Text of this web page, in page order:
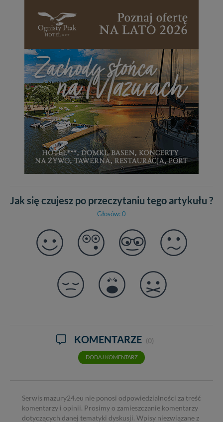
Jak się czujesz po przeczytaniu tego artykułu ?
Głosów: 0
KOMENTARZE (0)
DODAJ KOMENTARZ
Serwis mazury24.eu nie ponosi odpowiedzialności za treść
komentarzy i opinii. Prosimy o zamieszczanie komentarzy
dotyczących danej tematyki dyskusji. Wpisy niezwiązane z